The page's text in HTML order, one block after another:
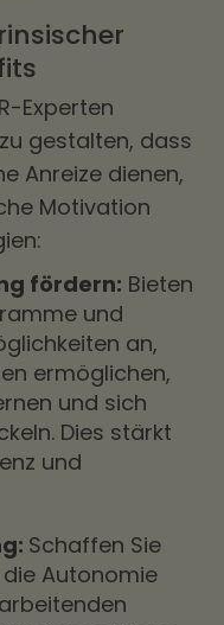
Experten
gestalten, dass
Anreize dienen,
Motivation
fördern: Bieten
und
an,
ermöglichen,
und sich
Dies stärkt
und
Schaffen Sie
Autonomie